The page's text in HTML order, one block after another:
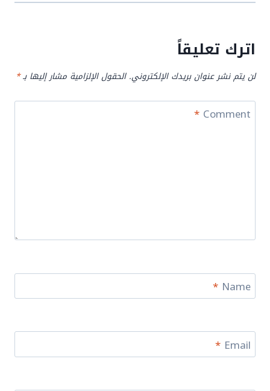
اترك تعليقاً
لن يتم نشر عنوان بريدك الإلكتروني. الحقول الإلزامية مشار إليها بـ*
Comment
*
Name
*
Email
*